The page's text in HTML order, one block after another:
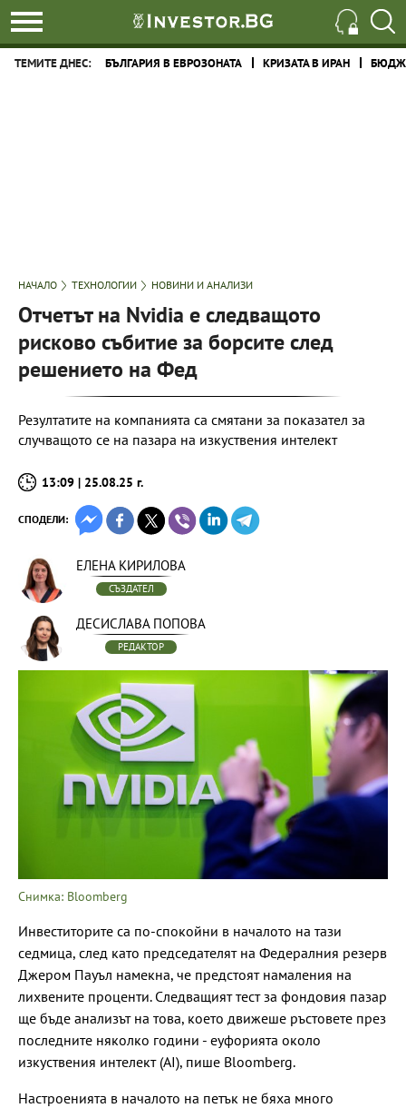
ТЕМИТЕ ДНЕС: БЪЛГАРИЯ В ЕВРОЗОНАТА КРИЗАТА В ИРАН
НАЧАЛО ТЕХНОЛОГИИ НОВИНИ И АНАЛИЗИ
Отчетът на Nvidia е следващото
рисково събитие за борсите след
решението на Фед
Резултатите на компанията са смятани за показател за
случващото се на пазара на изкуствения интелект
13:09 | 25.08.25 г.
СПОДЕЛИ:
ЕЛЕНА КИРИЛОВА
СЪЗДАТЕЛ
ДЕСИСЛАВА ПОПОВА
РЕДАКТОР
Снимка: Bloomberg
Инвеститорите са по-спокойни в началото на тази
седмица, след като председателят на Федералния резерв
Джером Пауъл намекна, че предстоят намаления на
лихвените проценти. Следващият тест за фондовия пазар
ще бъде анализът на това, което движеше ръстовете през
последните няколко години - еуфорията около
изкуствения интелект (AI), пише Bloomberg.
Настроенията в началото на петък не бяха много